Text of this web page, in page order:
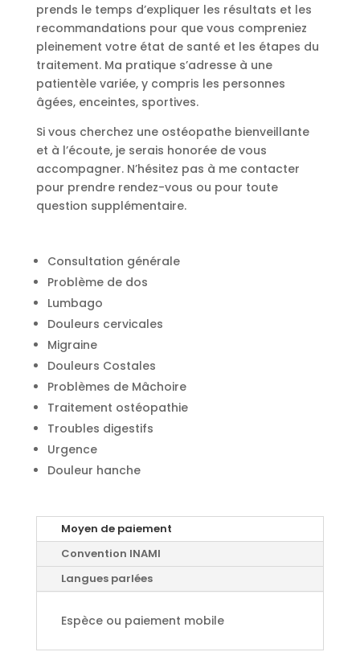
prends le temps d’expliquer les résultats et les
recommandations pour que vous compreniez
pleinement votre état de santé et les étapes du
traitement. Ma pratique s’adresse à une
patientèle variée, y compris les personnes
âgées, enceintes, sportives.
Si vous cherchez une ostéopathe bienveillante
et à l’écoute, je serais honorée de vous
accompagner. N’hésitez pas à me contacter
pour prendre rendez-vous ou pour toute
question supplémentaire.
Consultation générale
Problème de dos
Lumbago
Douleurs cervicales
Migraine
Douleurs Costales
Problèmes de Mâchoire
Traitement ostéopathie
Troubles digestifs
Urgence
Douleur hanche
Moyen de paiement
Convention INAMI
Langues parlées
Espèce ou paiement mobile